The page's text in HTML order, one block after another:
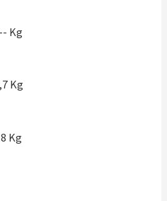
Kg
Kg
Kg